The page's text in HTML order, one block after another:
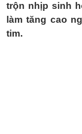
trộn nhịp sinh
làm tăng cao
tim.